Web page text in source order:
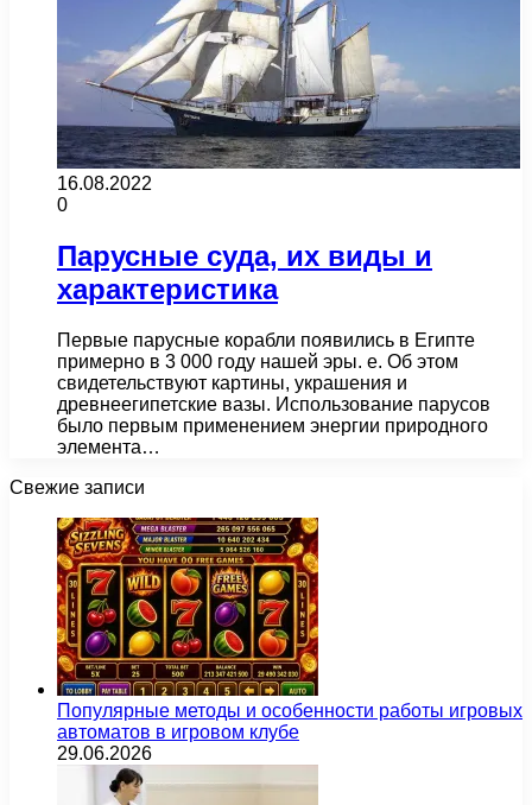
16.08.2022
0
Парусные суда, их виды и
характеристика
Первые парусные корабли появились в Египте
примерно в 3 000 году нашей эры. e. Об этом
свидетельствуют картины, украшения и
древнеегипетские вазы. Использование парусов
было первым применением энергии природного
элемента…
Свежие записи
Популярные методы и особенности работы игровых
автоматов в игровом клубе
29.06.2026